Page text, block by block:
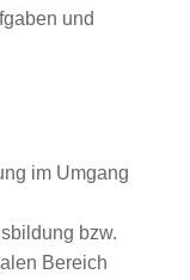
und
im Umgang
bzw.
Bereich